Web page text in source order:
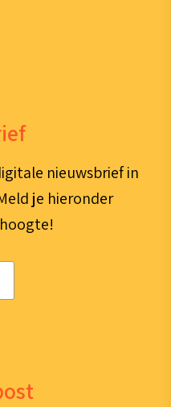
nieuwsbrief in
je hieronder